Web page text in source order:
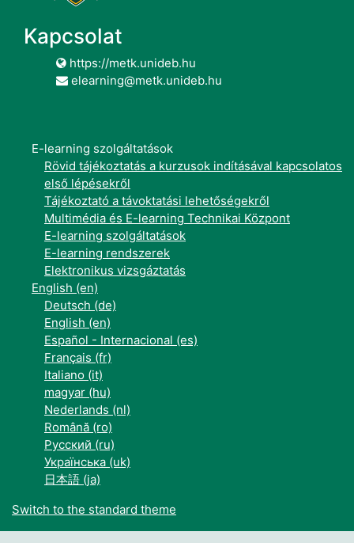
Kapcsolat
https://metk.unideb.hu
elearning@metk.unideb.hu
E-learning szolgáltatások
Rövid tájékoztatás a kurzusok indításával kapcsolatos
első lépésekről
Tájékoztató a távoktatási lehetőségekről
Multimédia és E-learning Technikai Központ
E-learning szolgáltatások
E-learning rendszerek
Elektronikus vizsgáztatás
English ‎(en)‎
Deutsch ‎(de)‎
English ‎(en)‎
Español - Internacional ‎(es)‎
Français ‎(fr)‎
Italiano ‎(it)‎
magyar ‎(hu)‎
Nederlands ‎(nl)‎
Română ‎(ro)‎
Русский ‎(ru)‎
Українська ‎(uk)‎
日本語 ‎(ja)‎
Switch to the standard theme